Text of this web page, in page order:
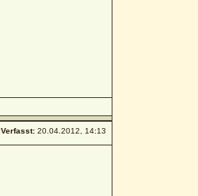
Verfasst:20.04.2012, 14:13